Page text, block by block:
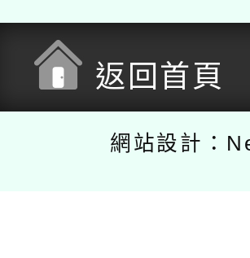
返回首頁
網站設計：